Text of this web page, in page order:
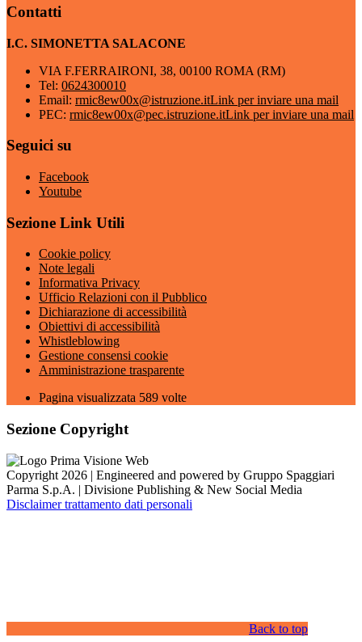
Contatti
I.C. SIMONETTA SALACONE
VIA F.FERRAIRONI, 38, 00100 ROMA (RM)
Tel: 0624300010
Email: rmic8ew00x@istruzione.itLink per inviare una mail
PEC: rmic8ew00x@pec.istruzione.itLink per inviare una mail
Seguici su
Facebook
Youtube
Sezione Link Utili
Cookie policy
Note legali
Informativa Privacy
Ufficio Relazioni con il Pubblico
Dichiarazione di accessibilità
Obiettivi di accessibilità
Whistleblowing
Gestione consensi cookie
Amministrazione trasparente
Pagina visualizzata 589 volte
Sezione Copyright
Copyright 2026 | Engineered and powered by Gruppo Spaggiari
Parma S.p.A. | Divisione Publishing & New Social Media
Disclaimer trattamento dati personali
Back to top